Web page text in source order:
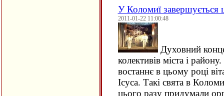
У Коломиї завершується
2011-01-22 11:00:48
Духовний
колективів міста і
востаннє в цьому році
Ісуса. Такі свята в
цього разу придумали